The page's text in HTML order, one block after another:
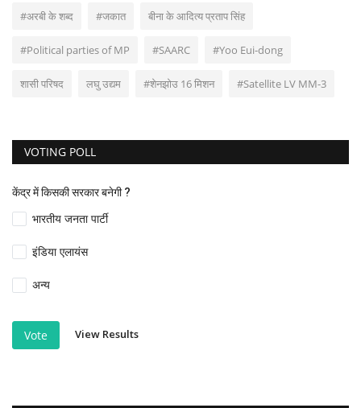
#अरबी के शब्द #जकात बीना के आदित्य प्रताप सिंह
#Political parties of MP #SAARC #Yoo Eui-dong
शासी परिषद लघु उद्यम #शेनझोउ 16 मिशन #Satellite LV MM-3
VOTING POLL
केंद्र में किसकी सरकार बनेगी ?
भारतीय जनता पार्टी
इंडिया एलायंस
अन्य
Vote View Results